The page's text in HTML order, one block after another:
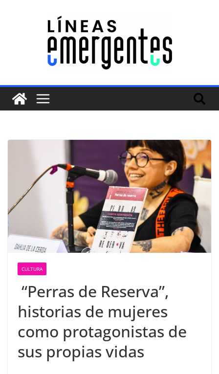
CULTURA
“Perras de Reserva”,
historias de mujeres
como protagonistas de
sus propias vidas